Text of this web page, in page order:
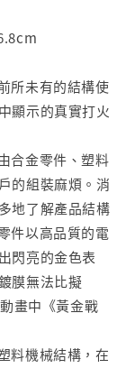
所未有的結構使
顯示的真實打火
合金零件、塑料
的組裝麻煩。消
地了解產品結構
件以高品質的電
閃亮的金色表
膜無法比擬
畫中《黃金戰
料機械結構，在